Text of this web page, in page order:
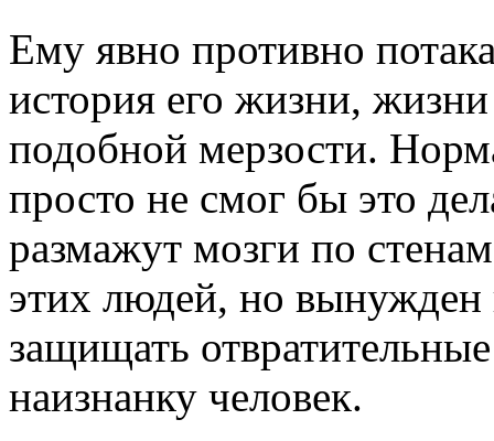
Ему явно противно
история его жизни, жизни
подобной мерзости.
просто не смог бы это
размажут мозги по
этих людей, но вынужден
защищать
наизнанку человек.